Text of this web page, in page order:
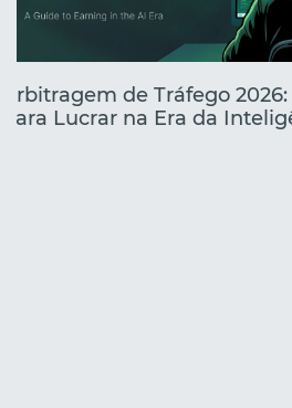
Arbitragem de Tráfego
para Lucrar na Era da